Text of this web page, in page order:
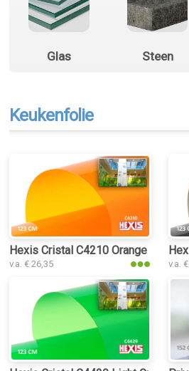
Glas Steen
Keukenfolie
Hexis Cristal C4210 Orange folie
v.a. € 26,35 v.a.